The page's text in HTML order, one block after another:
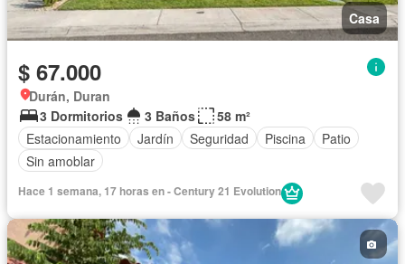
Casa
$ 67.000
Durán, Duran
3 Dormitorios
3 Baños
58 m²
Estacionamiento
Jardín Seguridad Piscina
Patio
Sin amoblar
Hace 1 semana, 17 horas en - Century 21 Evolution